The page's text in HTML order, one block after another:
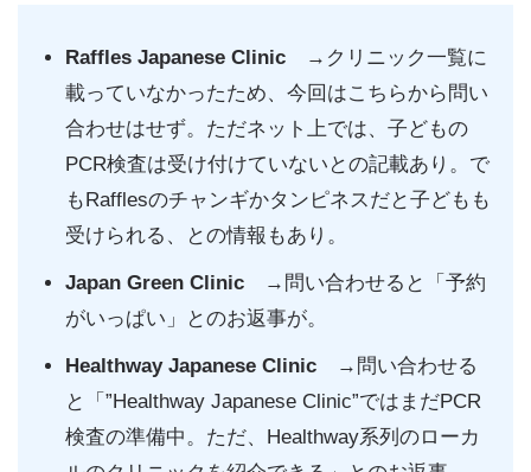
Raffles Japanese Clinic →クリニック一覧に
載っていなかったため、今回はこちらから問い
合わせはせず。ただネット上では、子どもの
PCR検査は受け付けていないとの記載あり。で
もRafflesのチャンギかタンピネスだと子どもも
受けられる、との情報もあり。
Japan Green Clinic →問い合わせると「予約
がいっぱい」とのお返事が。
Healthway Japanese Clinic →問い合わせる
と「”Healthway Japanese Clinic”ではまだPCR
検査の準備中。ただ、Healthway系列のローカ